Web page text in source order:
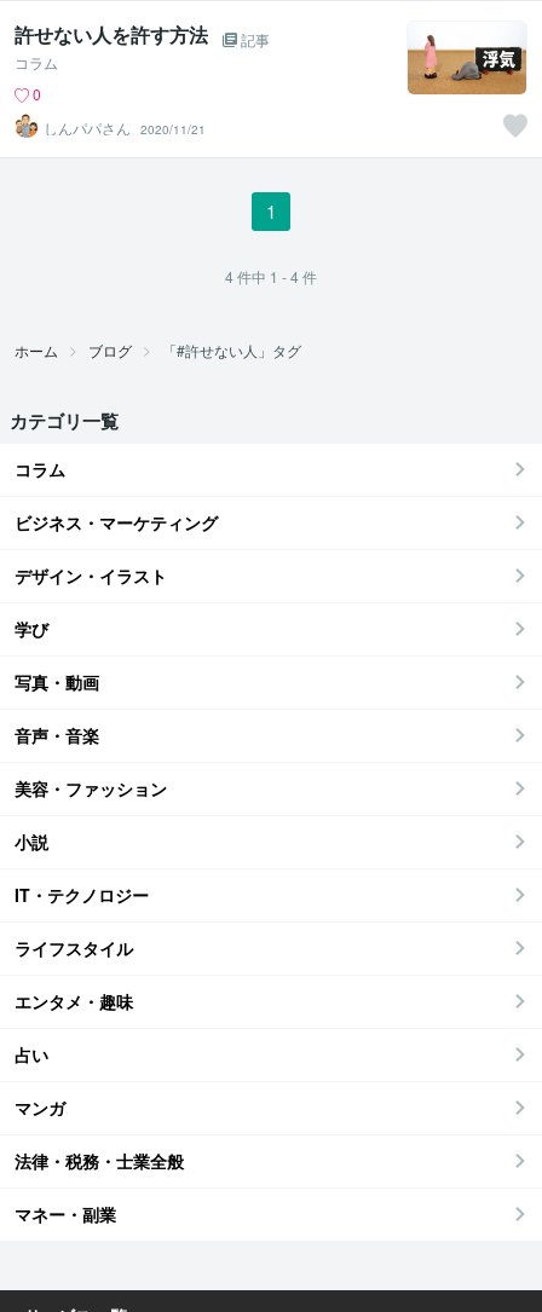
許せない人を許す方法
記事
コラム
0
しんパパさん
2020/11/21
1
4件中 1 - 4件
ホーム ブログ 「#許せない人」タグ
カテゴリ一覧
コラム
ビジネス・マーケティング
デザイン・イラスト
学び
写真・動画
音声・音楽
美容・ファッション
小説
IT・テクノロジー
ライフスタイル
エンタメ・趣味
占い
マンガ
法律・税務・士業全般
マネー・副業